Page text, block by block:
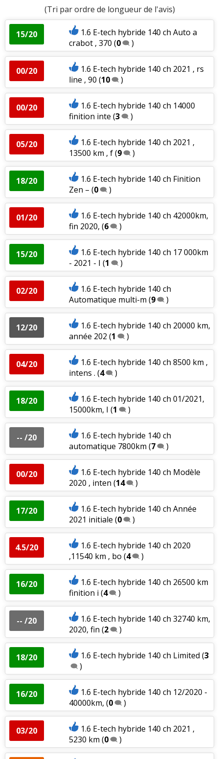
(Tri par ordre de longueur de l'avis)
15/20
1.6 E-tech hybride 140 ch Auto a
crabot , 370 (0 )
00/20
1.6 E-tech hybride 140 ch 2021 , rs
line , 90 (10 )
00/20
1.6 E-tech hybride 140 ch 14000
finition inte (3 )
05/20
1.6 E-tech hybride 140 ch 2021 ,
13500 km , f(9 )
18/20
1.6 E-tech hybride 140 ch Finition
Zen – (0 )
01/20
1.6 E-tech hybride 140 ch 42000km,
fin 2020, (6 )
15/20
1.6 E-tech hybride 140 ch 17 000km
- 2021 - I (1 )
02/20
1.6 E-tech hybride 140 ch
Automatique multi-m (9 )
12/20
1.6 E-tech hybride 140 ch 20000 km,
année 202 (1 )
04/20
1.6 E-tech hybride 140 ch 8500 km ,
intens . (4 )
18/20
1.6 E-tech hybride 140 ch 01/2021,
15000km, I (1 )
-- /20
1.6 E-tech hybride 140 ch
automatique 7800km (7 )
00/20
1.6 E-tech hybride 140 ch Modèle
2020 , inten (14 )
17/20
1.6 E-tech hybride 140 ch Année
2021 initiale (0 )
4.5/20
1.6 E-tech hybride 140 ch 2020
,11540 km , bo (4 )
16/20
1.6 E-tech hybride 140 ch 26500 km
finition i (4 )
-- /20
1.6 E-tech hybride 140 ch 32740 km,
2020, fin (2 )
18/20 1.6 E-tech hybride 140 ch Limited (3
)
16/20
1.6 E-tech hybride 140 ch 12/2020 -
40000km, (0 )
03/20
1.6 E-tech hybride 140 ch 2021 ,
5230 km (0 )